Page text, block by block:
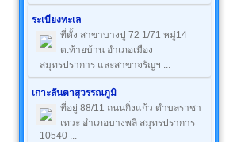
ระเบียงทะเล
ที่ตั้ง สาขาบางปู 72 1/71 หมู่14
ต.ท้ายบ้าน อำเภอเมือง
สมุทรปราการ และสาขาจรัญฯ ...
เกาะลันตาสุวรรณภูมิ
ที่อยู่ 88/11 ถนนกิ่งแก้ว ตำบลราชา
เทวะ อำเภอบางพลี สมุทรปราการ
10540 ...